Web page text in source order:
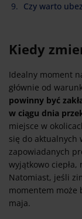
Czy warto
Kiedy
Idealny moment
głównie od
powinny być
w ciągu dnia
miejsce w
się do aktualnych
zapowiadanych
wyjątkowo
Natomiast, jeśli
momentem może
maja.